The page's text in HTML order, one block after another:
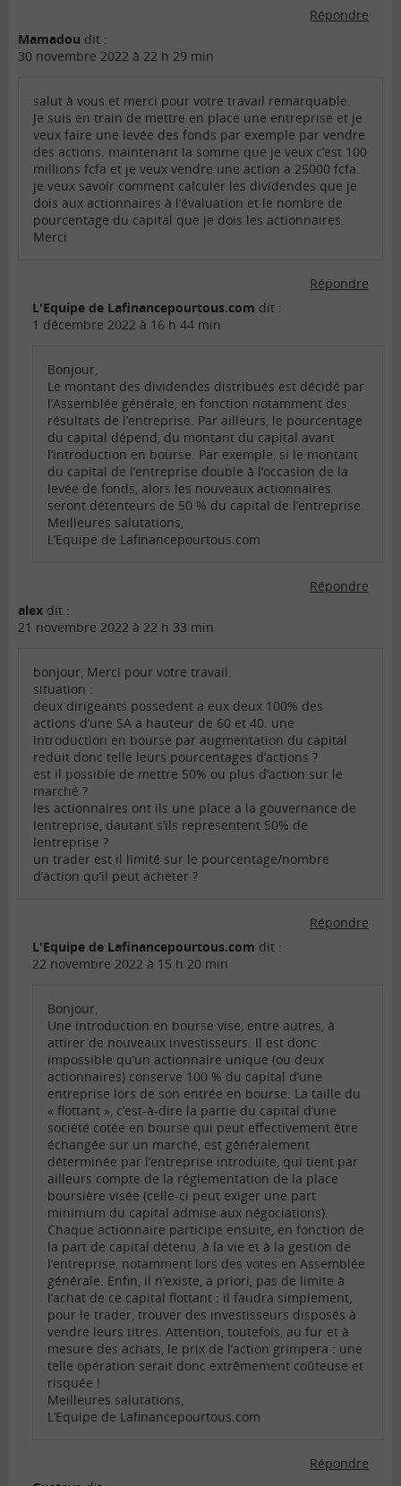
Répondre
Mamadou dit :
30 novembre 2022 à 22 h 29 min
salut à vous et merci pour votre travail remarquable.
Je suis en train de mettre en place une entreprise et je
veux faire une levée des fonds par exemple par vendre
des actions. maintenant la somme que je veux c’est 100
millions fcfa et je veux vendre une action a 25000 fcfa.
je veux savoir comment calculer les dividendes que je
dois aux actionnaires à l’évaluation et le nombre de
pourcentage du capital que je dois les actionnaires.
Merci
Répondre
L'Equipe de Lafinancepourtous.com dit :
1 décembre 2022 à 16 h 44 min
Bonjour,
Le montant des dividendes distribués est décidé par
l’Assemblée générale, en fonction notamment des
résultats de l’entreprise. Par ailleurs, le pourcentage
du capital dépend, du montant du capital avant
l’introduction en bourse. Par exemple, si le montant
du capital de l’entreprise double à l’occasion de la
levée de fonds, alors les nouveaux actionnaires
seront détenteurs de 50 % du capital de l’entreprise.
Meilleures salutations,
L’Equipe de Lafinancepourtous.com
Répondre
alex dit :
21 novembre 2022 à 22 h 33 min
bonjour, Merci pour votre travail.
situation :
deux dirigeants possedent a eux deux 100% des
actions d’une SA a hauteur de 60 et 40. une
introduction en bourse par augmentation du capital
reduit donc telle leurs pourcentages d’actions ?
est il possible de mettre 50% ou plus d’action sur le
marché ?
les actionnaires ont ils une place a la gouvernance de
lentreprise, dautant s’ils representent 50% de
lentreprise ?
un trader est il limité sur le pourcentage/nombre
d’action qu’il peut acheter ?
Répondre
L'Equipe de Lafinancepourtous.com dit :
22 novembre 2022 à 15 h 20 min
Bonjour,
Une introduction en bourse vise, entre autres, à
attirer de nouveaux investisseurs. Il est donc
impossible qu’un actionnaire unique (ou deux
actionnaires) conserve 100 % du capital d’une
entreprise lors de son entrée en bourse. La taille du
« flottant », c’est-à-dire la partie du capital d’une
société cotée en bourse qui peut effectivement être
échangée sur un marché, est généralement
déterminée par l’entreprise introduite, qui tient par
ailleurs compte de la réglementation de la place
boursière visée (celle-ci peut exiger une part
minimum du capital admise aux négociations).
Chaque actionnaire participe ensuite, en fonction de
la part de capital détenu, à la vie et à la gestion de
l’entreprise, notamment lors des votes en Assemblée
générale. Enfin, il n’existe, a priori, pas de limite à
l’achat de ce capital flottant : il faudra simplement,
pour le trader, trouver des investisseurs disposés à
vendre leurs titres. Attention, toutefois, au fur et à
mesure des achats, le prix de l’action grimpera : une
telle opération serait donc extrêmement coûteuse et
risquée !
Meilleures salutations,
L’Equipe de Lafinancepourtous.com
Répondre